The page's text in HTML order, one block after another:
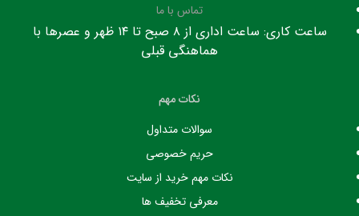
تماس با ما
ساعت کاری: ساعت اداری از ۸ صبح تا ۱۴ ظهر و عصرها با
هماهنگی قبلی
نکات مهم
سوالات متداول
حریم خصوصی
نکات مهم خرید از سایت
معرفی تخفیف ها